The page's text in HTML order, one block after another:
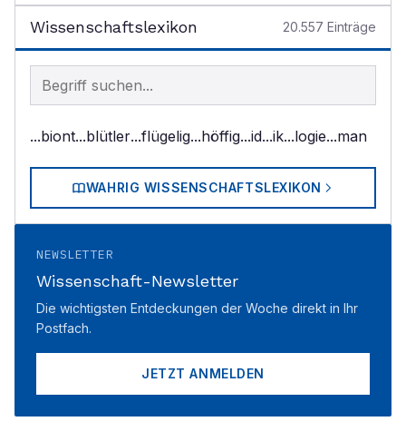
Wissenschaftslexikon 20.557 Einträge
Begriff im Lexikon suchen
...biont...blütler...flügelig...höffig...id...ik...logie...man
WAHRIG WISSENSCHAFTSLEXIKON
NEWSLETTER
Wissenschaft-Newsletter
Die wichtigsten Entdeckungen der Woche direkt in Ihr
Postfach.
JETZT ANMELDEN